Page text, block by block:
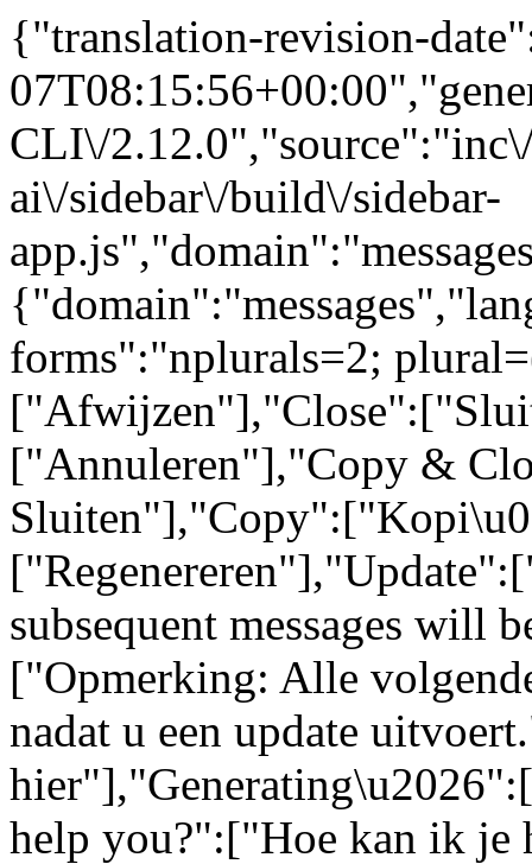
{"translation-revision-
CLI\/
ai\/sidebar\/build\/sidebar-
forms":"nplurals=2;
["Annuleren"],"Copy &
subsequent messages will
["Opmerking: Alle
nadat u een update
help you?":["Hoe kan ik je